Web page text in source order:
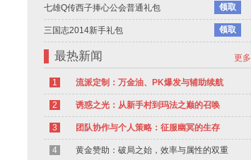
领取
七雄Q传西子捧心公会普通礼包
领取
三国志2014新手礼包
更多
最热新闻
1 流派定制：万金油、PK爆发与辅助续航
2 诱惑之光：从新手村到玛法之巅的召唤
3 团队协作与个人策略：征服幽冥的生存
4 黄金赞助：破局之始，效率与属性的双重